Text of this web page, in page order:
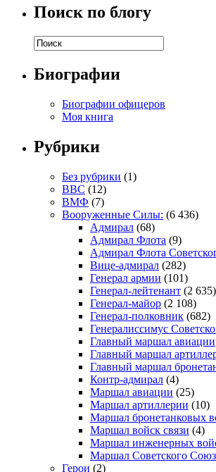
Поиск по блогу
Биографии
Биографии офицеров
Моя книга
Рубрики
Без рубрики (1)
ВВС (12)
ВМФ (7)
Вооруженные Силы: (6 436)
Адмирал (68)
Адмирал Флота (9)
Адмирал Флота
Вице-адмирал (282)
Генерал армии (101)
Генерал-лейтенант (2 635)
Генерал-майор (2 108)
Генерал-полковник (682)
Генералиссимус
Главный маршал авиации
Главный маршал
Главный маршал
Контр-адмирал (4)
Маршал авиации (25)
Маршал артиллерии (10)
Маршал бронетанковых
Маршал войск связи (4)
Маршал инженерных
Маршал Советского
Герои (2)